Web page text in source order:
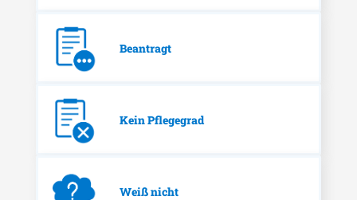
Beantragt
Kein Pflegegrad
Weiß nicht